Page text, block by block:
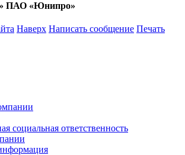
ПАО «Юнипро»
Наверх Написать сообщение Печать
социальная ответственность